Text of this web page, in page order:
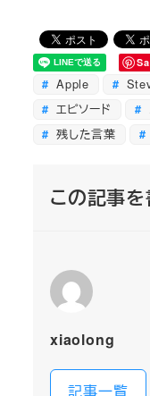
Apple
エピソード
残した言葉
この記事
xiaolong
記事一覧